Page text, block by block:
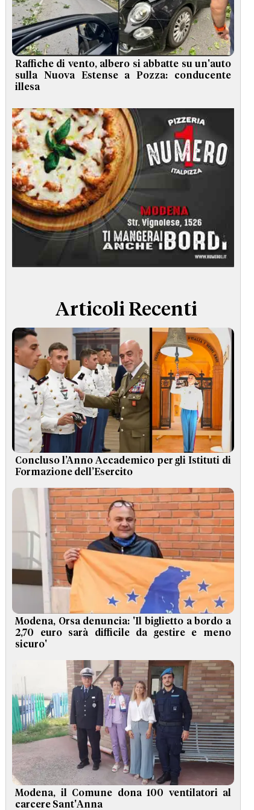
Raffiche di vento, albero si abbatte su un'auto
sulla Nuova Estense a Pozza: conducente
illesa
Articoli Recenti
Concluso l’Anno Accademico per gli Istituti di
Formazione dell’Esercito
Modena, Orsa denuncia: 'Il biglietto a bordo a
2,70 euro sarà difficile da gestire e meno
sicuro'
Modena, il Comune dona 100 ventilatori al
carcere Sant'Anna